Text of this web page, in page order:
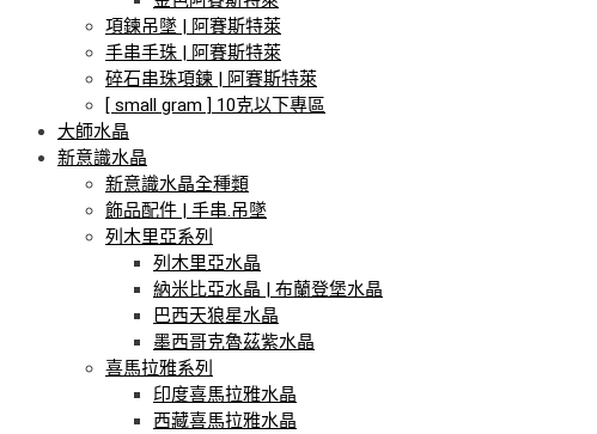
項鍊吊墜 | 阿賽斯特萊
手串手珠 | 阿賽斯特萊
碎石串珠項鍊 | 阿賽斯特萊
[ small gram ] 10克以下專區
大師水晶
新意識水晶
新意識水晶全種類
飾品配件 | 手串.吊墜
列木里亞系列
列木里亞水晶
納米比亞水晶 | 布蘭登堡水晶
巴西天狼星水晶
墨西哥克魯茲紫水晶
喜馬拉雅系列
印度喜馬拉雅水晶
西藏喜馬拉雅水晶